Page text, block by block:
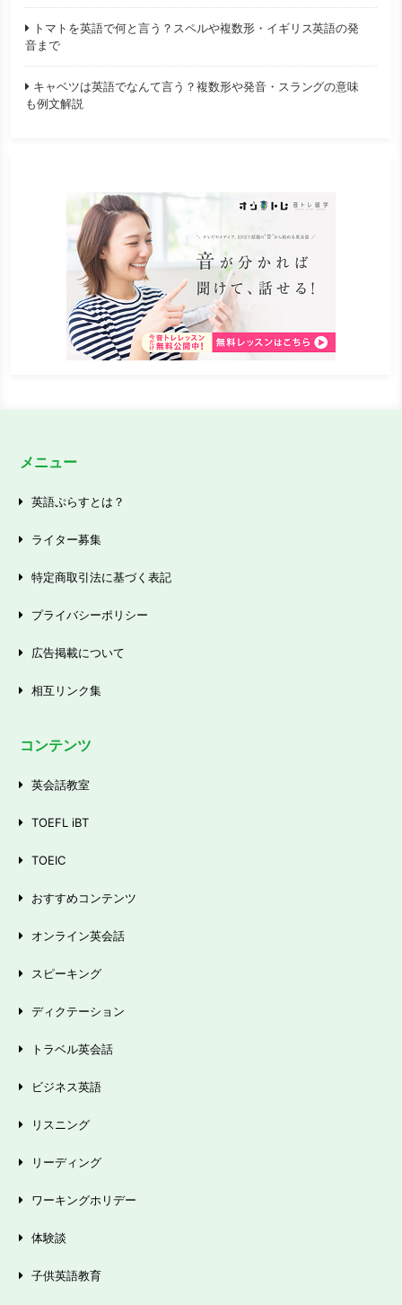
トマトを英語で何と言う？スペルや複数形・イギリス英語の発
音まで
キャベツは英語でなんて言う？複数形や発音・スラングの意味
も例文解説
メニュー
英語ぷらすとは？
ライター募集
特定商取引法に基づく表記
プライバシーポリシー
広告掲載について
相互リンク集
コンテンツ
英会話教室
TOEFL iBT
TOEIC
おすすめコンテンツ
オンライン英会話
スピーキング
ディクテーション
トラベル英会話
ビジネス英語
リスニング
リーディング
ワーキングホリデー
体験談
子供英語教育